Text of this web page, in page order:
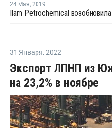
24 Мая, 2019
Ilam Petrochemical
31 Января, 2022
Экспорт ЛПНП из
на 23,2% в ноябре